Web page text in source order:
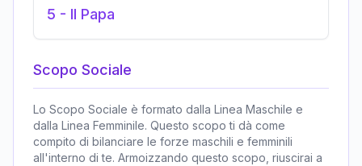
5 - Il Papa
Scopo Sociale
Lo Scopo Sociale è formato dalla Linea Maschile e
dalla Linea Femminile. Questo scopo ti dà come
compito di bilanciare le forze maschili e femminili
all'interno di te. Armoizzando questo scopo, riuscirai a